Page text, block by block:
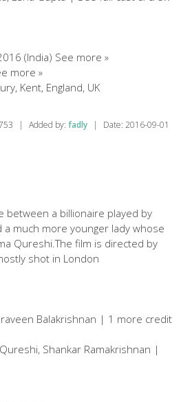
(India) See more »
more »
Kent, England, UK
| Added by: fadly | Date: 2016-09-01
between a billionaire played by
much more younger lady whose
Qureshi.The film is directed by
shot in London
Balakrishnan | 1 more credit
Shankar Ramakrishnan |